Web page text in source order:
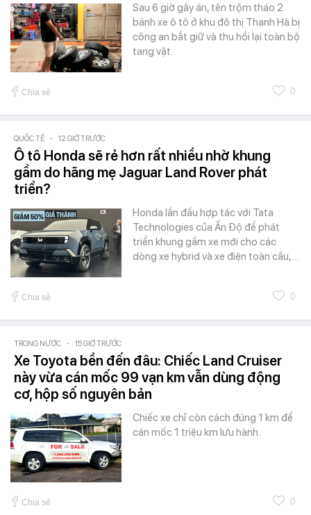
Sau 6 giờ gây án, tên trộm tháo 2
bánh xe ô tô ở khu đô thị Thanh Hà bị
công an bắt giữ và thu hồi lại toàn bộ
tang vật.
Chia sẻ 0
QUỐC TẾ - 12 GIỜ TRƯỚC
Ô tô Honda sẽ rẻ hơn rất nhiều nhờ khung
gầm do hãng mẹ Jaguar Land Rover phát
triển?
Honda lần đầu hợp tác với Tata
Technologies của Ấn Độ để phát
triển khung gầm xe mới cho các
dòng xe hybrid và xe điện toàn cầu,…
Chia sẻ 0
TRONG NƯỚC - 15 GIỜ TRƯỚC
Xe Toyota bền đến đâu: Chiếc Land Cruiser
này vừa cán mốc 99 vạn km vẫn dùng động
cơ, hộp số nguyên bản
Chiếc xe chỉ còn cách đúng 1 km để
cán mốc 1 triệu km lưu hành.
Chia sẻ 0